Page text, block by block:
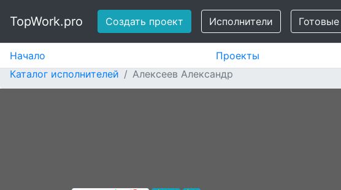
TopWork.pro Создать проект Исполнители
Начало Проекты
Каталог исполнителей
Алексеев Александр